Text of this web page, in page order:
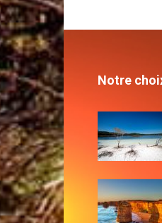
Notre